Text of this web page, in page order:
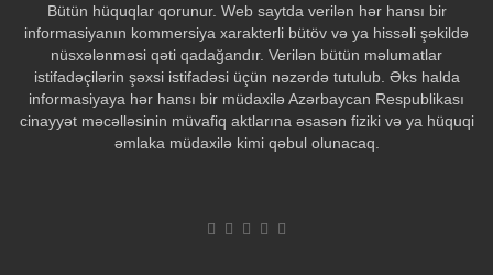
Bütün hüquqlar qorunur. Web saytda verilən hər hansı bir
informasiyanın kommersiya xarakterli bütöv və ya hissəli şəkildə
nüsxələnməsi qəti qadağandır. Verilən bütün məlumatlar
istifadəçilərin şəxsi istifadəsi üçün nəzərdə tutulub. Əks halda
informasiyaya hər hansı bir müdaxilə Azərbaycan Respublikası
cinayyət məcəlləsinin müvafiq aktlarına əsasən fiziki və ya hüquqi
əmlaka müdaxilə kimi qəbul olunacaq.